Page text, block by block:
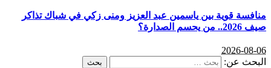
منافسة قوية بين ياسمين عبد العزيز ومنى زكي في شباك تذاكر
صيف 2026.. من يحسم الصدارة؟
2026-08-06
البحث عن: